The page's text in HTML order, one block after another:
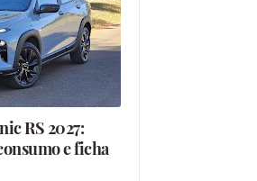
RS 2027:
e ficha